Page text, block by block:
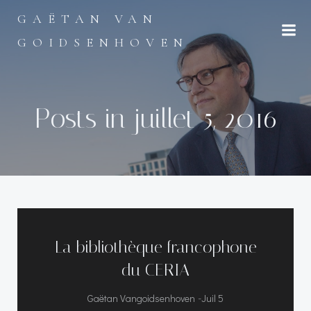
contenu
GAËTAN VAN
GOIDSENHOVEN
Posts in juillet 5, 2016
La bibliothèque francophone
du CERIA
Gaëtan Vangoidsenhoven -Juil 5